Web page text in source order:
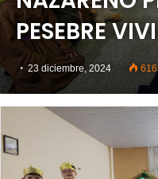
PESEBRE
23 diciembre, 2024 616